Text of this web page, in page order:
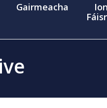
Gairmeacha